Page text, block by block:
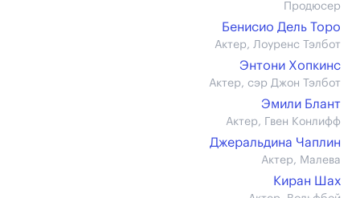
Продюсер
Бенисио Дель Торо
Актер, Лоуренс Тэлбот
Энтони Хопкинс
Актер, сэр Джон Тэлбот
Эмили Блант
Актер, Гвен Конлифф
Джеральдина Чаплин
Актер, Малева
Киран Шах